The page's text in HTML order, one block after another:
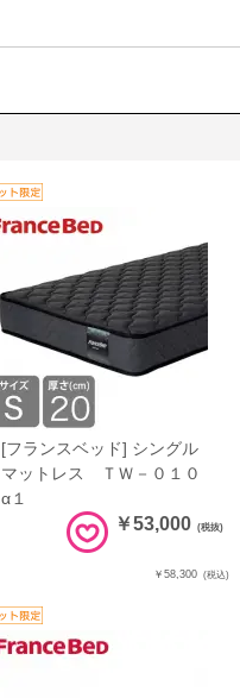
[フランスベッド] シングル
マットレス ＴＷ－０１０
α１
￥53,000 (税抜)
￥58,300 (税込)